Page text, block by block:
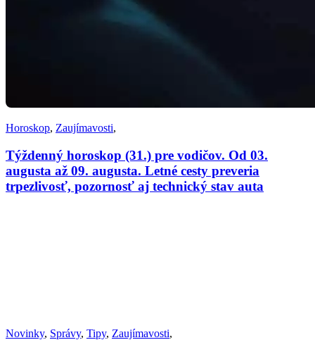
Horoskop, Zaujímavosti,
Týždenný horoskop (31.) pre vodičov. Od 03.
augusta až 09. augusta. Letné cesty preveria
trpezlivosť, pozornosť aj technický stav auta
Novinky, Správy, Tipy, Zaujímavosti,